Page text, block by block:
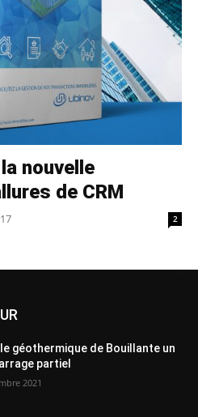
nouvelle
de CRM
2
géothermique de Bouillante un
partiel
2021